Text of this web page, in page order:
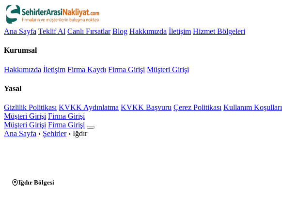
Ana Sayfa Teklif Al Canlı Fırsatlar Blog Hakkımızda İletişim Hizmet Bölgeleri
Kurumsal
Hakkımızda İletişim Firma Kaydı Firma Girişi Müşteri Girişi
Yasal
Gizlilik Politikası KVKK Aydınlatma KVKK Başvuru Çerez Politikası Kullanım Koşulları
Müşteri Girişi Firma Girişi
Müşteri Girişi Firma Girişi
Ana Sayfa › Şehirler › Iğdır
Iğdır Bölgesi